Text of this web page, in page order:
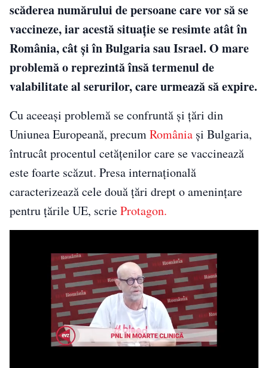
scăderea numărului de persoane care vor să se
vaccineze, iar acestă situație se resimte atât în
România, cât și în Bulgaria sau Israel. O mare
problemă o reprezintă însă termenul de
valabilitate al serurilor, care urmează să expire.
Cu aceeaşi problemă se confruntă şi ţări din
Uniunea Europeană, precumRomânia şi Bulgaria,
întrucât procentul cetăţenilor care se vaccinează
este foarte scăzut. Presa internaţională
caracterizează cele două ţări drept o ameninţare
pentru ţările UE, scrieProtagon.